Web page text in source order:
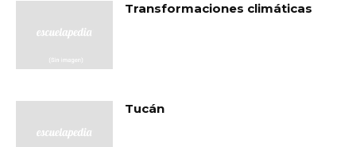
Transformaciones climáticas
Tucán